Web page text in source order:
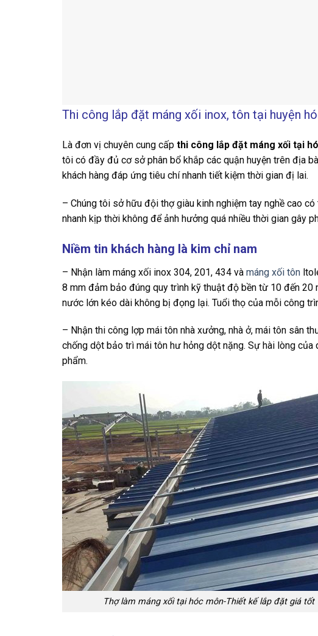
Thi công lắp đặt máng xối inox, tôn tại huyện
Là đơn vị chuyên cung cấp thi công lắp đặt máng xối tại
tôi có đầy đủ cơ sở phân bổ khắp các quận huyện trên địa
khách hàng đáp ứng tiêu chí nhanh tiết kiệm thời gian đị lai.
– Chúng tôi sở hữu đội thợ giàu kinh nghiệm tay nghề cao
nhanh kịp thời không để ảnh hưởng quá nhiều thời gian gây
Niềm tin khách hàng là kim chỉ nam
– Nhận làm máng xối inox 304, 201, 434 và máng xối tôn
8 mm đảm bảo đúng quy trình kỹ thuật độ bền từ 10 đến
nước lớn kéo dài không bị đọng lại. Tuổi thọ của mỗi công
– Nhận thi công lợp mái tôn nhà xưởng, nhà ở, mái tôn sân
chống dột bảo trì mái tôn hư hỏng dột nặng. Sự hài lòng
phẩm.
Thợ làm máng xối tại hóc môn-Thiết kế lắp đặt giá tốt